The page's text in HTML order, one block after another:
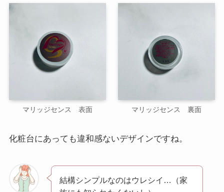
マリッジセンス 表面 マリッジセンス 裏面
化粧台にあっても違和感ないデザインですね。
結構シンプルなのはウレシイ…（家